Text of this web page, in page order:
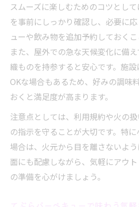
スムーズに楽しむためのコツとし
を事前にしっかり確認し、必要に
ューや飲み物を追加予約しておくこ
また、屋外での急な天候変化に備
織ものを持参すると安心です。施
OKな場合もあるため、好みの調味
おくと満足度が高まります。
注意点としては、利用規約や火の
の指示を守ることが大切です。特
場合は、火元から目を離さないよ
面にも配慮しながら、気軽にアウ
の準備を心がけましょう。